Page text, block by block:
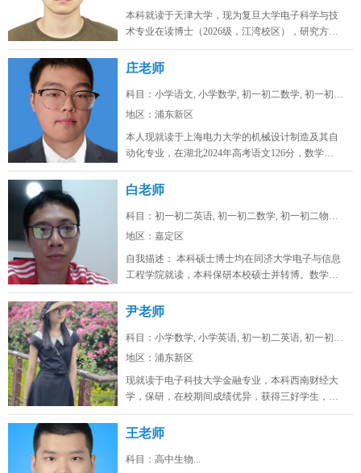
本科就读于天津大学，现为复旦大学电子科学与技
术专业在读博士（2026级，江湾校区），研究方向
为激光通信。时间充裕，工作日...
庄老师
科目：小学语文, 小学数学, 初一初二数学, 初一初二...
地区：浦东新区
本人现就读于上海电力大学的机械设计制造及其自
动化专业，在湖北2024年高考语文126分，数学
128，物理88，化学92，...
白老师
科目：初一初二英语, 初一初二数学, 初一初二物理, ...
地区：嘉定区
自我描述： 本科硕士博士均在同济大学电子与信息
工程学院就读，本科保研本校硕士并转博。数学高
考142，物理高考91，化学...
尹老师
科目：小学数学, 小学英语, 初一初二英语, 初一初二...
地区：浦东新区
现就读于电子科技大学金融专业，本科西南财经大
学，保研，在校期间成绩优异，获得三好学生，英
语四级证书，英语六级证书，英语六...
王老师
科目：高中生物...